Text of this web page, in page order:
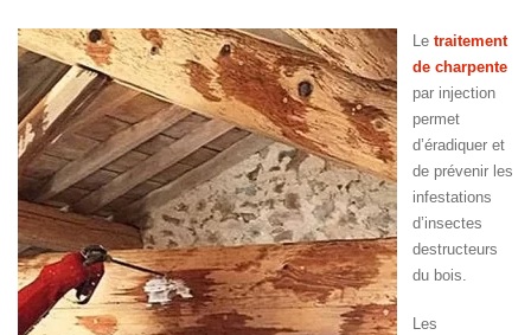
Le traitement
de charpente
par injection
permet
d’éradiquer et
de prévenir les
infestations
d’insectes
destructeurs
du bois.
Les